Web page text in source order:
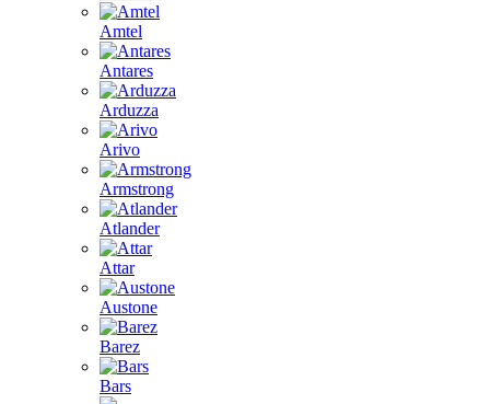
Amtel
Antares
Arduzza
Arivo
Armstrong
Atlander
Attar
Austone
Barez
Bars